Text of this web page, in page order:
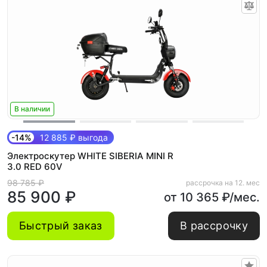
В наличии
-14% 12 885 ₽ выгода
Электроскутер WHITE SIBERIA MINI R
3.0 RED 60V
98 785 ₽
85 900 ₽
рассрочка на 12. мес
от 10 365 ₽/мес.
Быстрый заказ В рассрочку